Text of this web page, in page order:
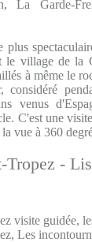
La Garde-
le village de la
à même le
venus
C'est une
vue à 360
Tropez -
visite guidée,
Les